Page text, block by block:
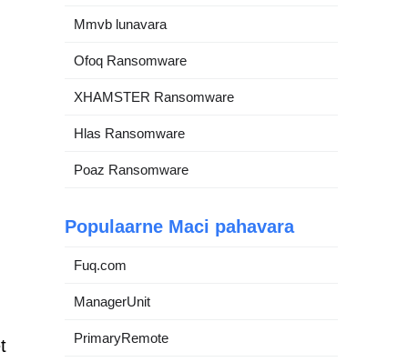
Mmvb lunavara
Ofoq Ransomware
XHAMSTER Ransomware
Hlas Ransomware
Poaz Ransomware
Populaarne Maci pahavara
Fuq.com
ManagerUnit
PrimaryRemote